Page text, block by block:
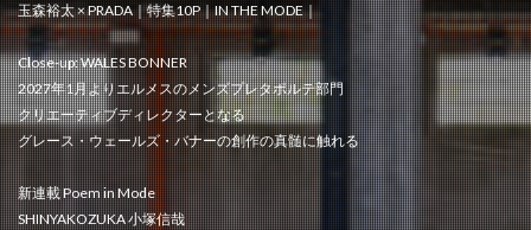
玉森裕太 × PRADA｜特集10P｜IN THE MODE｜
Close-up: WALES BONNER
2027年1月よりエルメスのメンズプレタポルテ部門
クリエーティブディレクターとなる
グレース・ウェールズ・バナーの創作の真髄に触れる
新連載 Poem in Mode
SHINYAKOZUKA 小塚信哉